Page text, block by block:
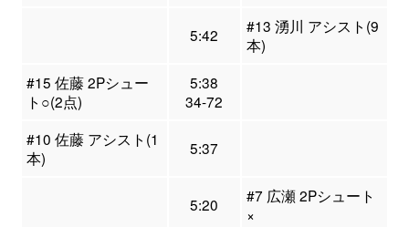
5:42
#13 湧川 アシスト(9
本)
#15 佐藤 2Pシュー
ト○(2点)
5:38
34-72
#10 佐藤 アシスト(1
本)
5:37
5:20
#7 広瀬 2Pシュート
×